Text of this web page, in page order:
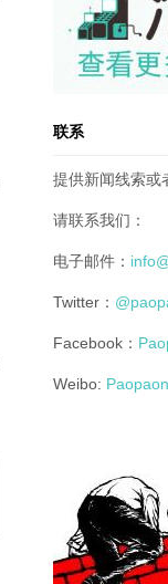
联系
提供新闻线索或
请联系我们：
电子邮件：
Twitter：
Facebook：
Weibo: